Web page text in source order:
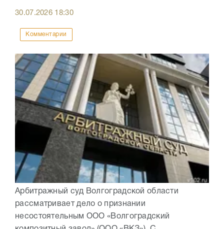
30.07.2026 18:30
Комментарии
Арбитражный суд Волгоградской области
рассматривает дело о признании
несостоятельным ООО «Волгоградский